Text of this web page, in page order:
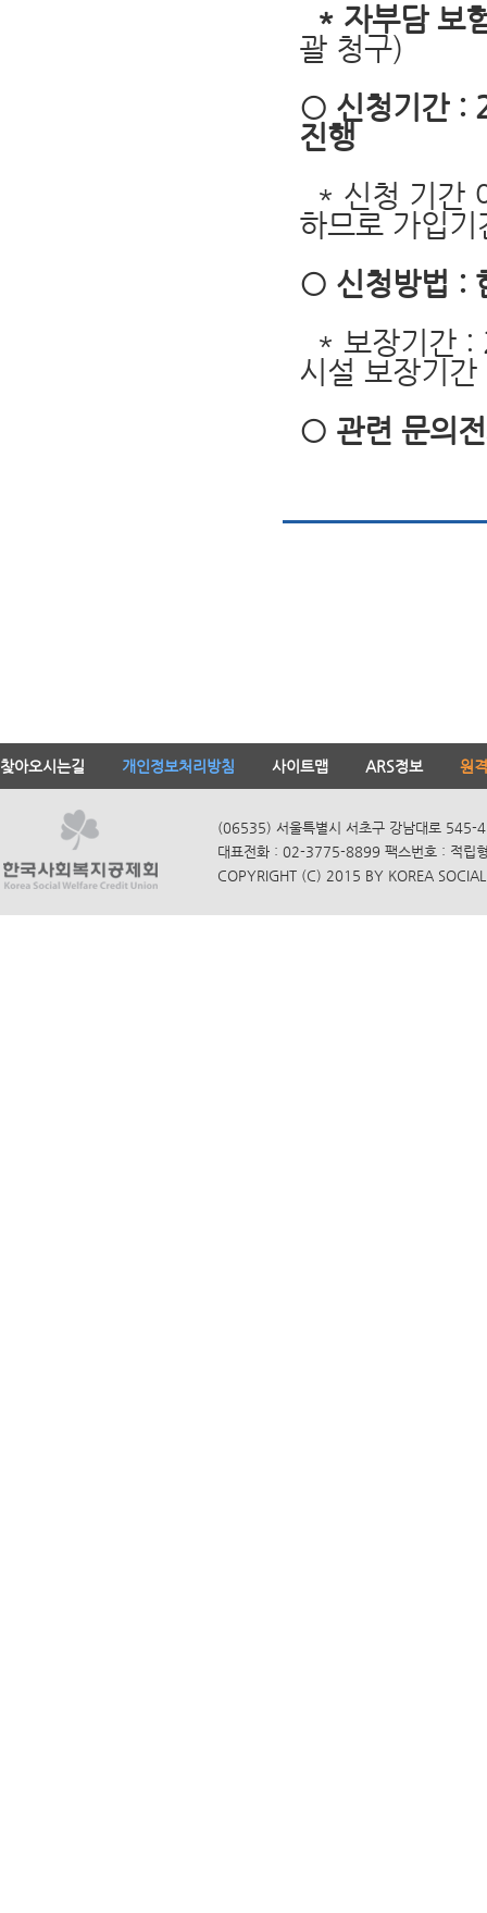
* 자부담 보
괄 청구)
○ 신청기간 :
진행
* 신청 기간
하므로 가입기
○ 신청방법 :
* 보장기간 :
시설 보장기
○ 관련 문의
찾아오시는길 개인정보처리방침 사이트맵 ARS정보 원
(06535) 서울특별시 서초구 강남대로 545-
대표전화 : 02-3775-8899 팩스번호 : 적립
COPYRIGHT (C) 2015 BY KOREA SOCIAL